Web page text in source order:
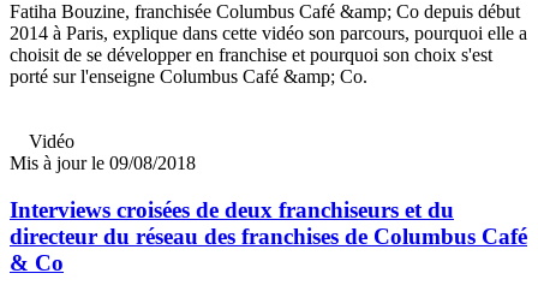
Fatiha Bouzine, franchisée Columbus Café &amp; Co depuis début
2014 à Paris, explique dans cette vidéo son parcours, pourquoi elle a
choisit de se développer en franchise et pourquoi son choix s'est
porté sur l'enseigne Columbus Café &amp; Co.
Vidéo
Mis à jour le 09/08/2018
Interviews croisées de deux franchiseurs et du
directeur du réseau des franchises de Columbus Café
& Co